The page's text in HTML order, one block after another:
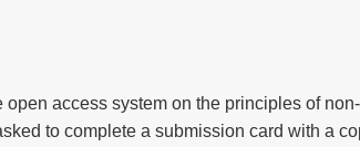
access system on the principles of
to complete a submission card with a